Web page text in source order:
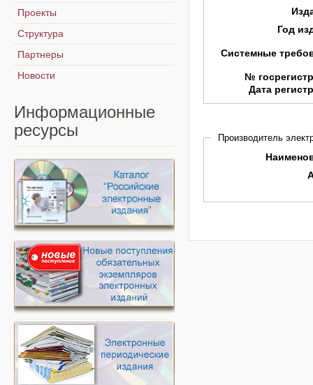
Год
Системные
№
Дата
Производитель
Проекты
Структура
Партнеры
Новости
Информационные
ресурсы